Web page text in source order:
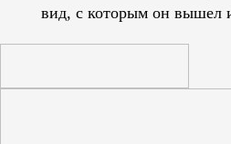
вид, с которым он вышел